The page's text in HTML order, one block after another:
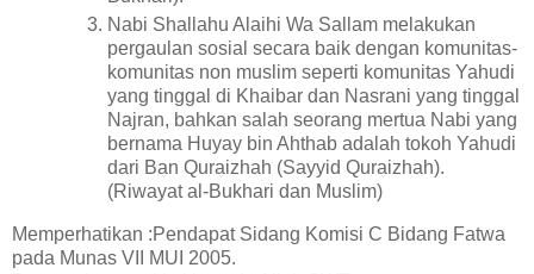
Nabi Shallahu Alaihi Wa Sallam melakukan
pergaulan sosial secara baik dengan komunitas-
komunitas non muslim seperti komunitas Yahudi
yang tinggal di Khaibar dan Nasrani yang tinggal
Najran, bahkan salah seorang mertua Nabi yang
bernama Huyay bin Ahthab adalah tokoh Yahudi
dari Ban Quraizhah (Sayyid Quraizhah).
(Riwayat al-Bukhari dan Muslim)
Memperhatikan :Pendapat Sidang Komisi C Bidang Fatwa
pada Munas VII MUI 2005.